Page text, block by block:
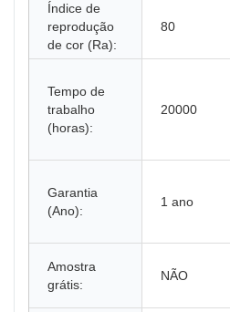
Índice de
reprodução
de cor (Ra):
80
Tempo de
trabalho
(horas):
20000
Garantia
(Ano):
1 ano
Amostra
grátis:
NÃO